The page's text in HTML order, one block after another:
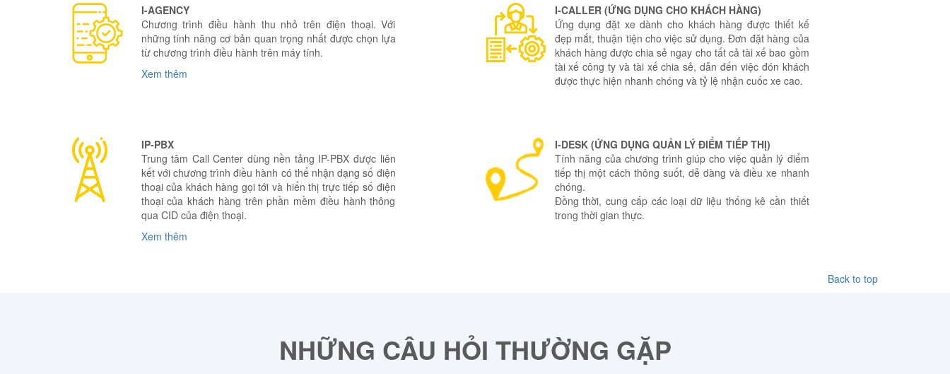
I-AGENCY
Chương trình điều hành thu nhỏ trên điện thoại. Với
những tính năng cơ bản quan trọng nhất được chọn lựa
từ chương trình điều hành trên máy tính.
Xem thêm
I-CALLER (ỨNG DỤNG CHO KHÁCH HÀNG)
Ứng dụng đặt xe dành cho khách hàng được thiết kế
đẹp mắt, thuận tiện cho việc sử dụng. Đơn đặt hàng của
khách hàng được chia sẻ ngay cho tất cả tài xế bao gồm
tài xế công ty và tài xế chia sẻ, dẫn đến việc đón khách
được thực hiện nhanh chóng và tỷ lệ nhận cuốc xe cao.
IP-PBX
Trung tâm Call Center dùng nền tảng IP-PBX được liên
kết với chương trình điều hành có thể nhận dạng số điện
thoại của khách hàng gọi tới và hiển thị trực tiếp số điện
thoại của khách hàng trên phần mềm điều hành thông
qua CID của điện thoại.
Xem thêm
I-DESK (ỨNG DỤNG QUẢN LÝ ĐIỂM TIẾP THỊ)
Tính năng của chương trình giúp cho việc quản lý điểm
tiếp thị một cách thông suốt, dễ dàng và điều xe nhanh
chóng.
Đồng thời, cung cấp các loại dữ liệu thống kê cần thiết
trong thời gian thực.
Back to top
NHỮNG CÂU HỎI THƯỜNG GẶP